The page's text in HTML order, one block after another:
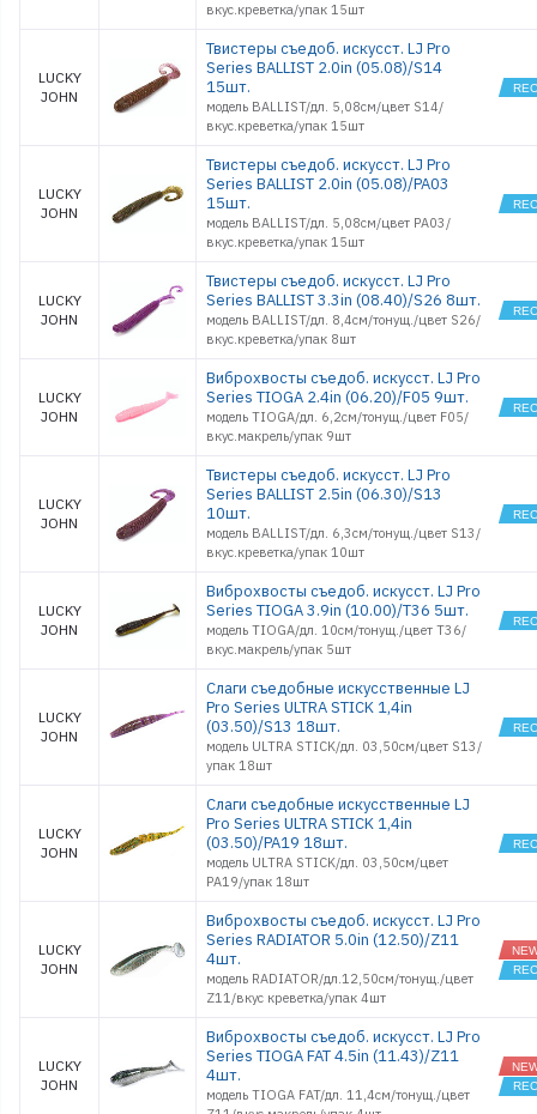
вкус.креветка/упак 15шт
LUCKY
JOHN
Твистеры съедоб. искусст. LJ Pro
Series BALLIST 2.0in (05.08)/S14
15шт.
модель BALLIST/дл. 5,08см/цвет S14/
вкус.креветка/упак 15шт
LUCKY
JOHN
Твистеры съедоб. искусст. LJ Pro
Series BALLIST 2.0in (05.08)/PA03
15шт.
модель BALLIST/дл. 5,08см/цвет PA03/
вкус.креветка/упак 15шт
LUCKY
JOHN
Твистеры съедоб. искусст. LJ Pro
Series BALLIST 3.3in (08.40)/S26 8шт.
модель BALLIST/дл. 8,4см/тонущ./цвет S26/
вкус.креветка/упак 8шт
LUCKY
JOHN
Виброхвосты съедоб. искусст. LJ Pro
Series TIOGA 2.4in (06.20)/F05 9шт.
модель TIOGA/дл. 6,2см/тонущ./цвет F05/
вкус.макрель/упак 9шт
LUCKY
JOHN
Твистеры съедоб. искусст. LJ Pro
Series BALLIST 2.5in (06.30)/S13
10шт.
модель BALLIST/дл. 6,3см/тонущ./цвет S13/
вкус.креветка/упак 10шт
LUCKY
JOHN
Виброхвосты съедоб. искусст. LJ Pro
Series TIOGA 3.9in (10.00)/T36 5шт.
модель TIOGA/дл. 10см/тонущ./цвет T36/
вкус.макрель/упак 5шт
LUCKY
JOHN
Слаги съедобные искусственные LJ
Pro Series ULTRA STICK 1,4in
(03.50)/S13 18шт.
модель ULTRA STICK/дл. 03,50см/цвет S13/
упак 18шт
LUCKY
JOHN
Слаги съедобные искусственные LJ
Pro Series ULTRA STICK 1,4in
(03.50)/PA19 18шт.
модель ULTRA STICK/дл. 03,50см/цвет
PA19/упак 18шт
LUCKY
JOHN
Виброхвосты съедоб. искусст. LJ Pro
Series RADIATOR 5.0in (12.50)/Z11
4шт.
модель RADIATOR/дл.12,50см/тонущ./цвет
Z11/вкус креветка/упак 4шт
LUCKY
JOHN
Виброхвосты съедоб. искусст. LJ Pro
Series TIOGA FAT 4.5in (11.43)/Z11
4шт.
модель TIOGA FAT/дл. 11,4см/тонущ./цвет